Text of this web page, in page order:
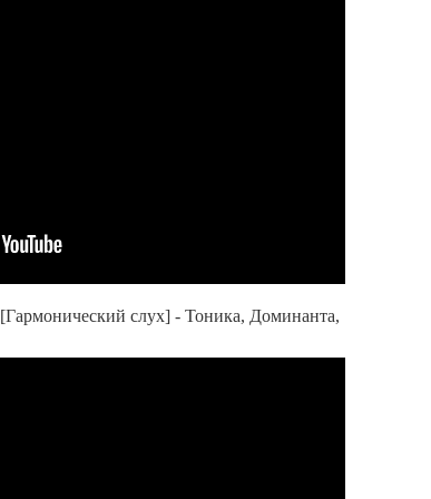
слух] - Тоника, Доминанта,